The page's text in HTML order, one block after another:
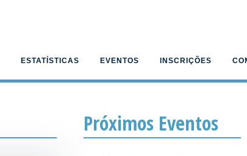
ESTATÍSTICAS EVENTOS INSCRIÇÕES
Próximos Eventos